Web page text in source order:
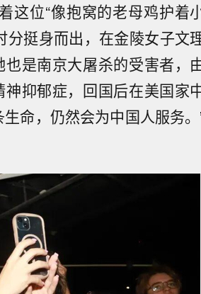
这位“像抱窝的老母鸡护着
分挺身而出，在金陵女子文
是南京大屠杀的受害者，
抑郁症，回国后在美国家
命，仍然会为中国人服务。